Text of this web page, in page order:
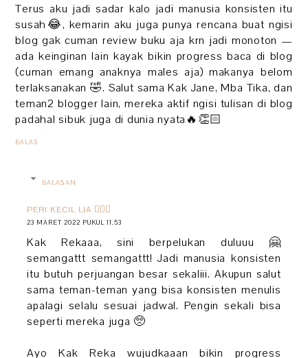
Terus aku jadi sadar kalo jadi manusia konsisten itu
susah😂, kemarin aku juga punya rencana buat ngisi
blog gak cuman review buku aja krn jadi monoton —
ada keinginan lain kayak bikin progress baca di blog
(cuman emang anaknya males aja) makanya belom
terlaksanakan 🤣. Salut sama Kak Jane, Mba Tika, dan
teman2 blogger lain, mereka aktif ngisi tulisan di blog
padahal sibuk juga di dunia nyata🔥👏🏻
BALAS
BALASAN
PERI KECIL LIA 🧚🏻‍♀️
23 MARET 2022 PUKUL 11.53
Kak Rekaaa, sini berpelukan duluuu 🤗
semangattt semangattt! Jadi manusia konsisten
itu butuh perjuangan besar sekaliii. Akupun salut
sama teman-teman yang bisa konsisten menulis
apalagi selalu sesuai jadwal. Pengin sekali bisa
seperti mereka juga 🥺
Ayo Kak Reka wujudkaaan bikin progress